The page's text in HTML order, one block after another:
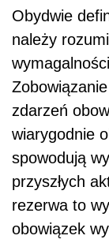
Obydwie
należy
zdarzeń
wiarygodnie
spowodują
przyszłych
rezerwa to
obowiązek